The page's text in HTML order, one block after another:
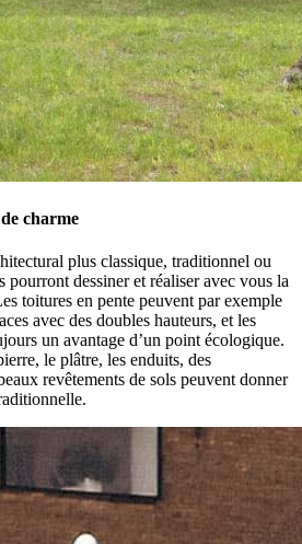
charme
plus classique, traditionnel ou
pourront dessiner et réaliser avec vous la
toitures en pente peuvent par exemple
avec des doubles hauteurs, et les
un avantage d’un point écologique.
le plâtre, les enduits, des
revêtements de sols peuvent donner